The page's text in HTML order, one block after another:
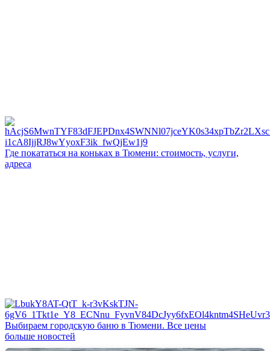
Где покататься на коньках в Тюмени: стоимость, услуги,
адреса
Выбираем городскую баню в Тюмени. Все цены
больше новостей